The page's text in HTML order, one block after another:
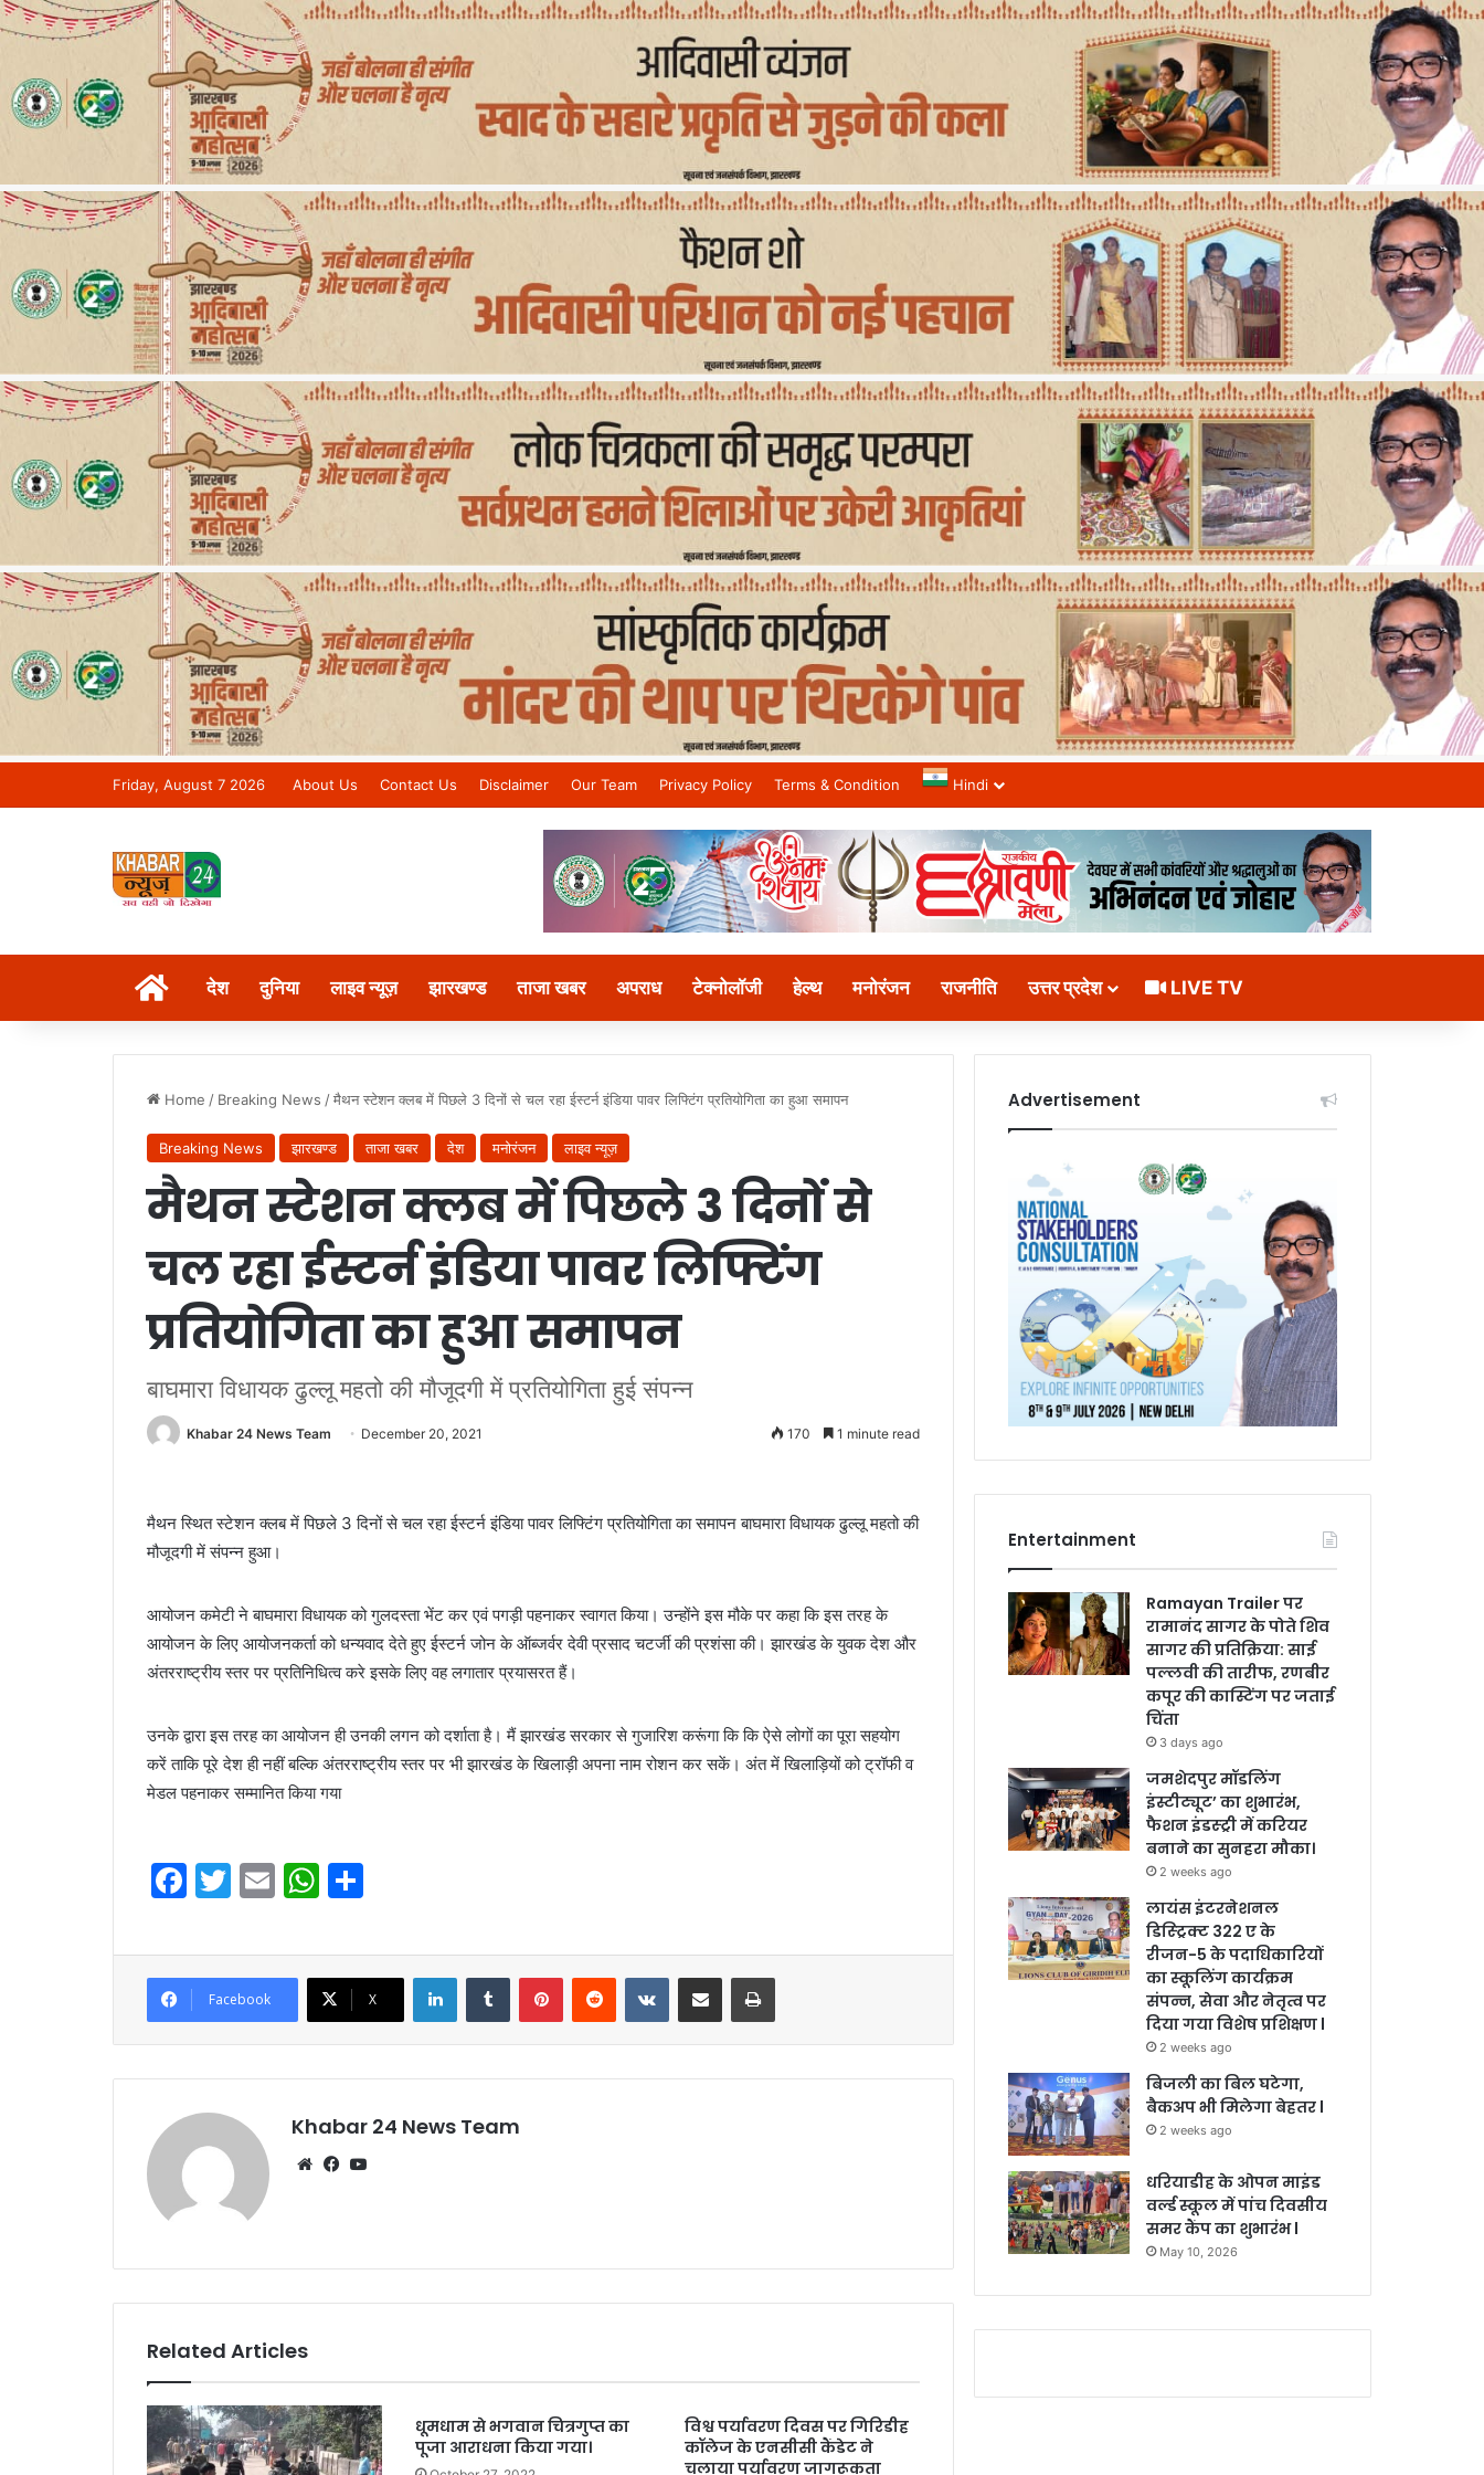
Friday, August 7 2026 About Us Contact Us Disclaimer Our Team Privacy Policy Terms & Condition Hindi
Khabar 24 News Tv | Bihar/Jharkhand No.1 News Channel
देश दुनिया लाइव न्यूज़ झारखण्ड ताजा खबर अपराध टेक्नोलॉजी हेल्थ मनोरंजन राजनीति उत्तर प्रदेश LIVE TV
Home / Breaking News /मैथन स्टेशन क्लब में पिछले 3 दिनों से चल रहा ईस्टर्न इंडिया पावर लिफ्टिंग प्रतियोगिता का हुआ समापन
Breaking News झारखण्ड ताजा खबर देश मनोरंजन लाइव न्यूज़
मैथन स्टेशन क्लब में पिछले 3 दिनों से
चल रहा ईस्टर्न इंडिया पावर लिफ्टिंग
प्रतियोगिता का हुआ समापन
बाघमारा विधायक ढुल्लू महतो की मौजूदगी में प्रतियोगिता हुई संपन्न
Khabar 24 News Team December 20, 2021 170 1 minute read
मैथन स्थित स्टेशन क्लब में पिछले 3 दिनों से चल रहा ईस्टर्न इंडिया पावर लिफ्टिंग प्रतियोगिता का समापन बाघमारा विधायक ढुल्लू महतो की
मौजूदगी में संपन्न हुआ।
आयोजन कमेटी ने बाघमारा विधायक को गुलदस्ता भेंट कर एवं पगड़ी पहनाकर स्वागत किया। उन्होंने इस मौके पर कहा कि इस तरह के
आयोजन के लिए आयोजनकर्ता को धन्यवाद देते हुए ईस्टर्न जोन के ऑब्जर्वर देवी प्रसाद चटर्जी की प्रशंसा की। झारखंड के युवक देश और
अंतरराष्ट्रीय स्तर पर प्रतिनिधित्व करे इसके लिए वह लगातार प्रयासरत हैं।
उनके द्वारा इस तरह का आयोजन ही उनकी लगन को दर्शाता है। मैं झारखंड सरकार से गुजारिश करूंगा कि कि ऐसे लोगों का पूरा सहयोग
करें ताकि पूरे देश ही नहीं बल्कि अंतरराष्ट्रीय स्तर पर भी झारखंड के खिलाड़ी अपना नाम रोशन कर सकें। अंत में खिलाड़ियों को ट्रॉफी व
मेडल पहनाकर सम्मानित किया गया
F
c
e
b
o
o
k
T
itt
er
E
ai
l
W
at
s
A
p
p
ar
e
Facebook X
LinkedInTumblr PinterestReddit VKontakteShare via Email Print
Khabar 24 News Team
WebsiteFacebook
Related Articles
धूमधाम से भगवान चित्रगुप्त का
पूजा आराधना किया गया।
विश्व पर्यावरण दिवस पर गिरिडीह
कॉलेज के एनसीसी कैंडेट ने
चलाया पर्यावरण जागरूकता
Advertisement
Entertainment
Ramayan Trailer पर
रामानंद सागर के पोते शिव
सागर की प्रतिक्रिया: साई
पल्लवी की तारीफ, रणबीर
कपूर की कास्टिंग पर जताई
चिंता
3 days ago
जमशेदपुर मॉडलिंग
इंस्टीट्यूट’ का शुभारंभ,
फैशन इंडस्ट्री में करियर
बनाने का सुनहरा मौका।
2 weeks ago
लायंस इंटरनेशनल
डिस्ट्रिक्ट 322 ए के
रीजन-5 के पदाधिकारियों
का स्कूलिंग कार्यक्रम
संपन्न, सेवा और नेतृत्व पर
दिया गया विशेष प्रशिक्षण l
2 weeks ago
बिजली का बिल घटेगा,
बैकअप भी मिलेगा बेहतर l
2 weeks ago
धरियाडीह के ओपन माइंड
वर्ल्ड स्कूल में पांच दिवसीय
समर कैंप का शुभारंभ l
May 10, 2026